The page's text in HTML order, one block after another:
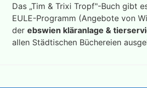
Das „Tim & Trixi Tropf"-Buch gibt
EULE-Programm (Angebote von
der ebswien kläranlage &
allen Städtischen Büchereien